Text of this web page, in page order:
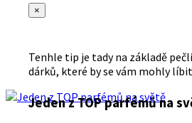
×
Tenhle tip je tady na základě
dárků, které by se vám mohly
Jeden z TOP parfémů na